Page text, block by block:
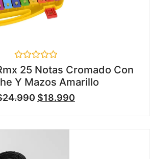
Valorado
en
0
5
25 Notas Cromado Con
Y Mazos Amarillo
24.990 $18.990